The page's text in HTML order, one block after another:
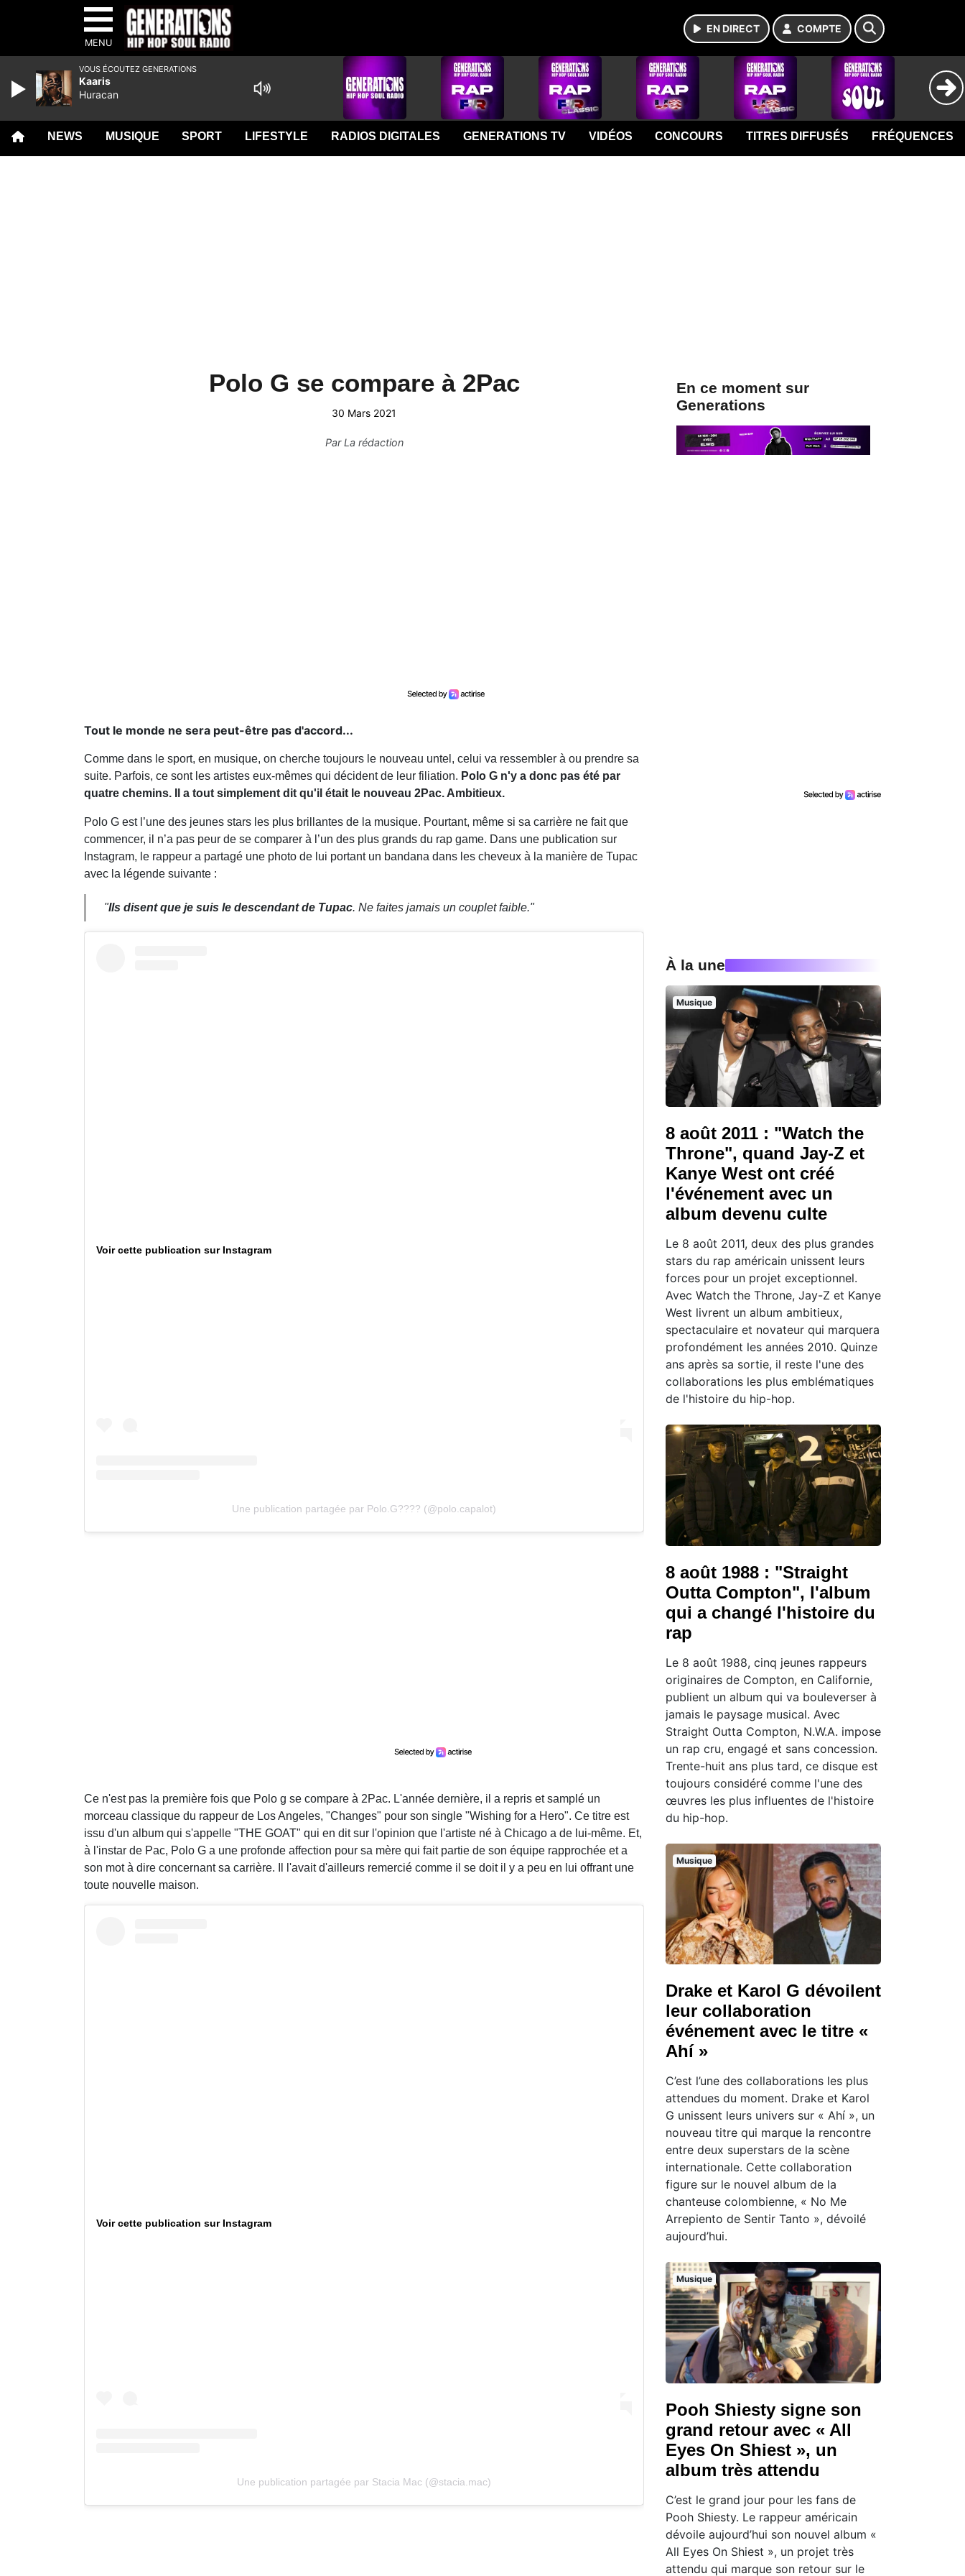
MENU
EN DIRECT COMPTE
NEWS MUSIQUE SPORT LIFESTYLE RADIOS DIGITALES GENERATIONS TV VIDÉOS CONCOURS TITRES DIFFUSÉS FRÉQUENCES
Polo G se compare à 2Pac
30 Mars 2021
ParLa rédaction
Tout le monde ne sera peut-être pas d'accord...
Comme dans le sport, en musique, on cherche toujours le nouveau untel, celui va ressembler à ou prendre sa
suite. Parfois, ce sont les artistes eux-mêmes qui décident de leur filiation. Polo G n'y a donc pas été par
quatre chemins. Il a tout simplement dit qu'il était le nouveau 2Pac. Ambitieux.
Polo G est l’une des jeunes stars les plus brillantes de la musique. Pourtant, même si sa carrière ne fait que
commencer, il n’a pas peur de se comparer à l’un des plus grands du rap game. Dans une publication sur
Instagram, le rappeur a partagé une photo de lui portant un bandana dans les cheveux à la manière de Tupac
avec la légende suivante :
"Ils disent que je suis le descendant de Tupac. Ne faites jamais un couplet faible."
Voir cette publication sur Instagram
Une publication partagée par Polo.G???? (@polo.capalot)
Ce n'est pas la première fois que Polo g se compare à 2Pac. L'année dernière, il a repris et samplé un
morceau classique du rappeur de Los Angeles, "Changes" pour son single "Wishing for a Hero". Ce titre est
issu d'un album qui s'appelle "THE GOAT" qui en dit sur l'opinion que l'artiste né à Chicago a de lui-même. Et,
à l'instar de Pac, Polo G a une profonde affection pour sa mère qui fait partie de son équipe rapprochée et a
son mot à dire concernant sa carrière. Il l'avait d'ailleurs remercié comme il se doit il y a peu en lui offrant une
toute nouvelle maison.
Voir cette publication sur Instagram
Une publication partagée par Stacia Mac (@stacia.mac)
En ce moment sur
Generations
À la une
Musique
8 août 2011 : "Watch the
Throne", quand Jay-Z et
Kanye West ont créé
l'événement avec un
album devenu culte
Le 8 août 2011, deux des plus grandes
stars du rap américain unissent leurs
forces pour un projet exceptionnel.
Avec Watch the Throne, Jay-Z et Kanye
West livrent un album ambitieux,
spectaculaire et novateur qui marquera
profondément les années 2010. Quinze
ans après sa sortie, il reste l'une des
collaborations les plus emblématiques
de l'histoire du hip-hop.
8 août 1988 : "Straight
Outta Compton", l'album
qui a changé l'histoire du
rap
Le 8 août 1988, cinq jeunes rappeurs
originaires de Compton, en Californie,
publient un album qui va bouleverser à
jamais le paysage musical. Avec
Straight Outta Compton, N.W.A. impose
un rap cru, engagé et sans concession.
Trente-huit ans plus tard, ce disque est
toujours considéré comme l'une des
œuvres les plus influentes de l'histoire
du hip-hop.
Musique
Drake et Karol G dévoilent
leur collaboration
événement avec le titre «
Ahí »
C’est l’une des collaborations les plus
attendues du moment. Drake et Karol
G unissent leurs univers sur « Ahí », un
nouveau titre qui marque la rencontre
entre deux superstars de la scène
internationale. Cette collaboration
figure sur le nouvel album de la
chanteuse colombienne, « No Me
Arrepiento de Sentir Tanto », dévoilé
aujourd’hui.
Musique
Pooh Shiesty signe son
grand retour avec « All
Eyes On Shiest », un
album très attendu
C’est le grand jour pour les fans de
Pooh Shiesty. Le rappeur américain
dévoile aujourd’hui son nouvel album «
All Eyes On Shiest », un projet très
attendu qui marque son retour sur le
VOUS ÉCOUTEZ GENERATIONS
Kaaris
Huracan